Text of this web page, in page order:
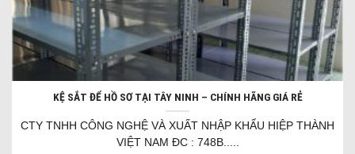
KỆ SẮT ĐỂ HỒ SƠ TẠI TÂY NINH – CHÍNH HÃNG GIÁ RẺ
CTY TNHH CÔNG NGHỆ VÀ XUẤT NHẬP KHẨU HIỆP THÀNH
VIỆT NAM ĐC : 748B.....